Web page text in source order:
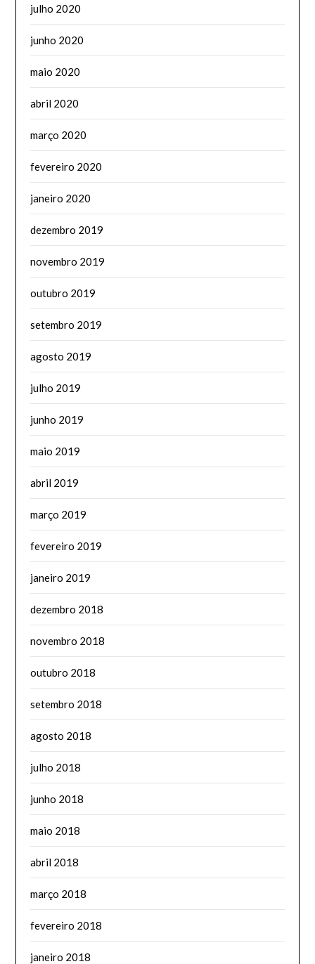
julho 2020
junho 2020
maio 2020
abril 2020
março 2020
fevereiro 2020
janeiro 2020
dezembro 2019
novembro 2019
outubro 2019
setembro 2019
agosto 2019
julho 2019
junho 2019
maio 2019
abril 2019
março 2019
fevereiro 2019
janeiro 2019
dezembro 2018
novembro 2018
outubro 2018
setembro 2018
agosto 2018
julho 2018
junho 2018
maio 2018
abril 2018
março 2018
fevereiro 2018
janeiro 2018